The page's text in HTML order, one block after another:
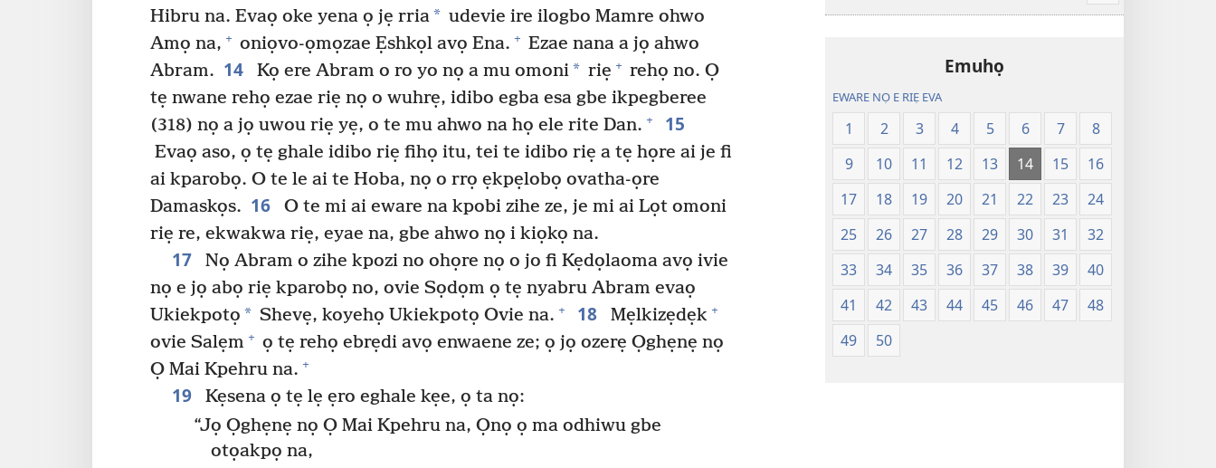
Hibru na. Evaọ oke yena ọ jẹ rria* udevie ire ilogbo Mamre ohwo
Amọ na, + oniọvo-ọmọzae Ẹshkọl avọ Ena. + Ezae nana a jọ ahwo
Abram. 14 Kọ ere Abram o ro yo nọ a mu omoni* riẹ + rehọ no. Ọ
tẹ nwane rehọ ezae riẹ nọ o wuhrẹ, idibo egba esa gbe ikpegberee
(318) nọ a jọ uwou riẹ yẹ, o te mu ahwo na họ ele rite Dan. + 15
Evaọ aso, ọ tẹ ghale idibo riẹ fihọ itu, tei te idibo riẹ a tẹ họre ai je fi
ai kparobọ. O te le ai te Hoba, nọ o rrọ ẹkpẹlobọ ovatha-ọre
Damaskọs. 16
O te mi ai eware na kpobi zihe ze, je mi ai Lọt omoni
riẹ re, ekwakwa riẹ, eyae na, gbe ahwo nọ i kiọkọ na.
17
Nọ Abram o zihe kpozi no ohọre nọ o jo fi Kẹdọlaoma avọ ivie
nọ e jọ abọ riẹ kparobọ no, ovie Sọdọm ọ tẹ nyabru Abram evaọ
Ukiekpotọ * Shevẹ, koyehọ Ukiekpotọ Ovie na. + 18 Mẹlkizẹdẹk +
ovie Salẹm + ọ tẹ rehọ ebrẹdi avọ enwaene ze; ọ jọ ozerẹ Ọghẹnẹ nọ
Ọ Mai Kpehru na. +
19
Kẹsena ọ tẹ lẹ ẹro eghale kẹe, ọ ta nọ:
“Jọ Ọghẹnẹ nọ Ọ Mai Kpehru na, Ọnọ ọ ma odhiwu gbe
otọakpọ na,
more
Emuhọ
EWARE NỌ E RIẸ EVA
1 2 3 4 5 6 7
8
9
10 11 12 13 14 15
16
17
18 19 20 21 22 23
24
25
26 27 28 29 30 31
32
33
34 35 36 37 38 39
40
41
42 43 44 45 46 47
48
49
50